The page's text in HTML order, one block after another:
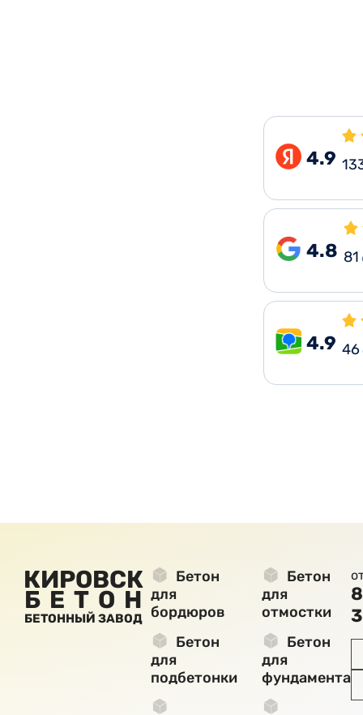
4.9
4.8 81
4.9 46
КИРОВСК
БЕТОН
БЕТОННЫЙ ЗАВОД
Бетон
для
бордюров
Бетон
для
отмостки
Бетон
для
подбетонки
Бетон
для
фундамента